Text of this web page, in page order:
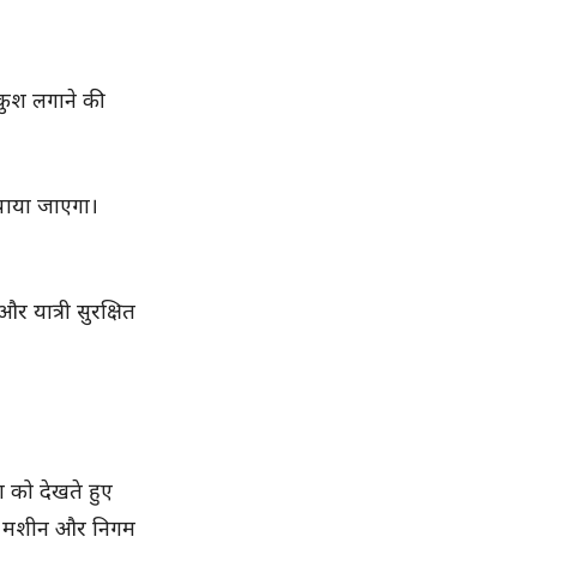
लगाने की
जाएगा।
यात्री सुरक्षित
को देखते हुए
मशीन और निगम